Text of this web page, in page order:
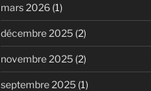
mars 2026(1)
décembre 2025(2)
novembre 2025(2)
septembre 2025(1)